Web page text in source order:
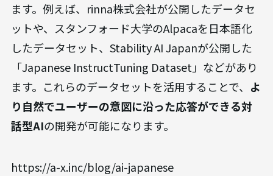
ます。例えば、rinna株式会社が公開したデータセ
ットや、スタンフォード大学のAlpacaを日本語化
したデータセット、Stability AI Japanが公開した
「Japanese InstructTuning Dataset」などがあり
ます。これらのデータセットを活用することで、 よ
り自然でユーザーの意図に沿った応答ができる対
話型AIの開発が可能になります。
https://a-x.inc/blog/ai-japanese